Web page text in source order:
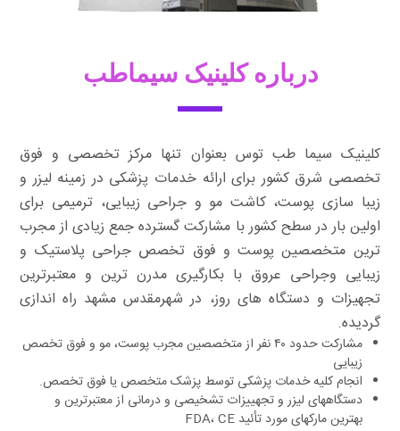
درباره کلینیک سیماطب
کلینیک سیما طب توس بعنوان تنها مرکز تخصصی و فوق
تخصصی شرق کشور برای ارائه خدمات پزشکی در زمینه لیزر و
زیبا سازی پوست، کاشت مو و جراحی زیبایی، ترمیمی برای
اولین بار در سطح کشور با مشارکت گسترده جمع زیادی از مجرب
ترین متخصصین پوست و فوق تخصص جراحی پلاستیک و
زیبایی وجراحی عروق با بکارگیری مدرن ترین و معتبرترین
تجهیزات و دستگاه های روز، در شهرمقدس مشهد راه اندازی
گردیده.
مشارکت حدود ۴۰ نفر از متخصصین مجرب پوست، مو و فوق تخصص
زیبایی
انجام کلیه خدمات پزشکی توسط پزشک متخصص یا فوق تخصص.
دستگاههای لیزر و تجهییزات تشخیصی و درمانی از معتبرترین و
بهترین مارکهای مورد تأئید FDA، CE